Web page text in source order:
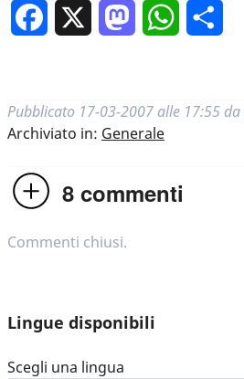
Facebook MastodonWhatsApp
Pubblicato 17-03-2007 alle 17:55 da
Archiviato in: Generale
8 commenti
Commenti chiusi.
Lingue disponibili
Scegli una lingua